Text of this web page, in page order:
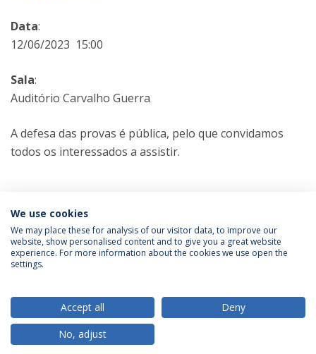
Data:
12/06/2023 15:00
Sala:
Auditório Carvalho Guerra
A defesa das provas é pública, pelo que convidamos
todos os interessados a assistir.
Doutoramento em Ciências da Educação
Política de Privacidade
Termos & Condições
© 2026 Universidade Católica Portuguesa
We use cookies
We may place these for analysis of our visitor data, to improve our
website, show personalised content and to give you a great website
experience. For more information about the cookies we use open the
settings.
Accept all
Deny
No, adjust